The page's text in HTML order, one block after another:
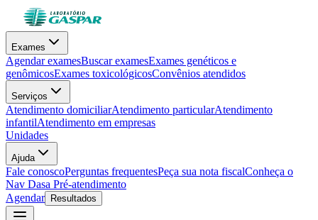
Exames
Agendar examesBuscar examesExames genéticos e
genômicosExames toxicológicosConvênios atendidos
Serviços
Atendimento domiciliarAtendimento particularAtendimento
infantilAtendimento em empresas
Unidades
Ajuda
Fale conoscoPerguntas frequentesPeça sua nota fiscalConheça o
Nav Dasa Pré-atendimento
Agendar
Resultados